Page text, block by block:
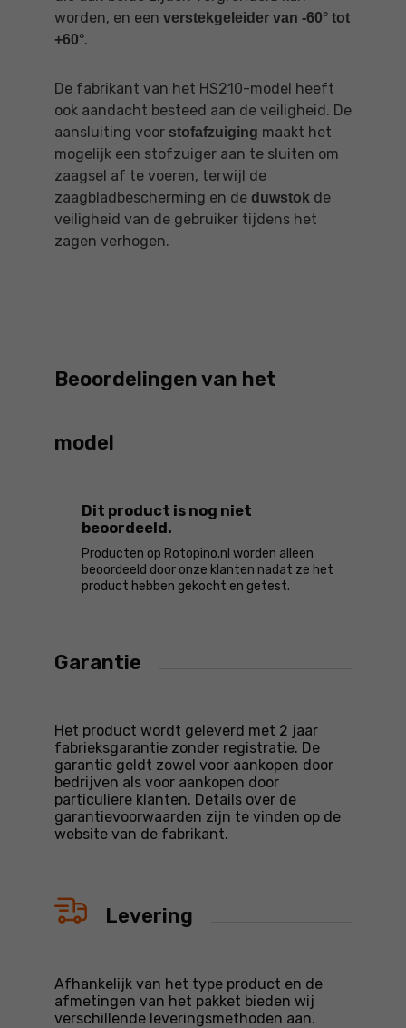
worden, en een verstekgeleider van -60° tot
+60°.
De fabrikant van het HS210-model heeft
ook aandacht besteed aan de veiligheid. De
aansluiting voor stofafzuiging maakt het
mogelijk een stofzuiger aan te sluiten om
zaagsel af te voeren, terwijl de
zaagbladbescherming en de duwstok de
veiligheid van de gebruiker tijdens het
zagen verhogen.
Beoordelingen van het
model
Dit product is nog niet
beoordeeld.
Producten op Rotopino.nl worden alleen
beoordeeld door onze klanten nadat ze het
product hebben gekocht en getest.
Garantie
Het product wordt geleverd met 2 jaar
fabrieksgarantie zonder registratie. De
garantie geldt zowel voor aankopen door
bedrijven als voor aankopen door
particuliere klanten. Details over de
garantievoorwaarden zijn te vinden op de
website van de fabrikant.
Levering
Afhankelijk van het type product en de
afmetingen van het pakket bieden wij
verschillende leveringsmethoden aan.